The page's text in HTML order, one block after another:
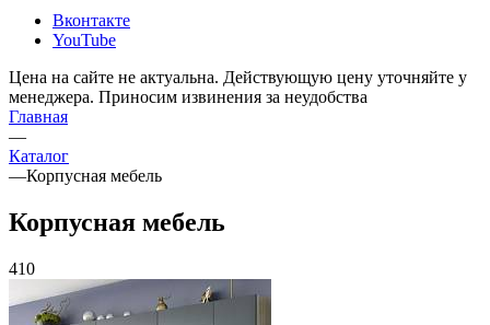
Вконтакте
YouTube
Цена на сайте не актуальна. Действующую цену уточняйте у
менеджера. Приносим извинения за неудобства
Главная
—
Каталог
—Корпусная мебель
Корпусная мебель
410